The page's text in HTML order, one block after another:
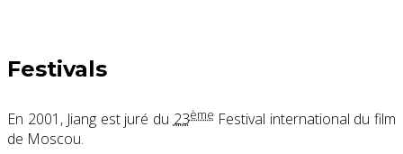
Festivals
En 2001, Jiang est juré du 23ème Festival international du film
de Moscou.